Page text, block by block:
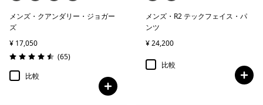
絞り込み
ウェブアウトレット
メンズ・クアンダリー・ジョガー
ズ
¥ 17,050
評価: 4.5 / 5
(65レビュー
)
比較
メンズ・R2 テックフェイス・パ
ンツ
¥ 24,200
比較